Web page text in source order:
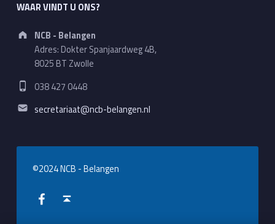
WAAR VINDT U ONS?
Address:
NCB - Belangen
Adres: Dokter Spanjaardweg 4B,
8025 BT Zwolle
Phone number:
038 427 0448
Email address:
secretariaat@ncb-belangen.nl
©2024 NCB - Belangen
WebMan on Facebook